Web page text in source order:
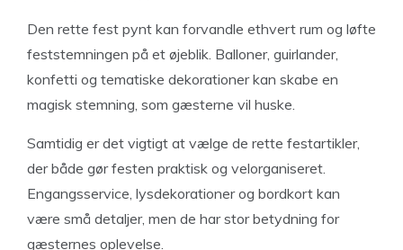
Den rette fest pynt kan forvandle ethvert rum og løfte
feststemningen på et øjeblik. Balloner, guirlander,
konfetti og tematiske dekorationer kan skabe en
magisk stemning, som gæsterne vil huske.
Samtidig er det vigtigt at vælge de rette festartikler,
der både gør festen praktisk og velorganiseret.
Engangsservice, lysdekorationer og bordkort kan
være små detaljer, men de har stor betydning for
gæsternes oplevelse.